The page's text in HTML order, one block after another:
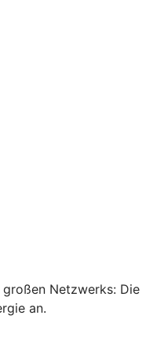
Netzwerks: Die
an.